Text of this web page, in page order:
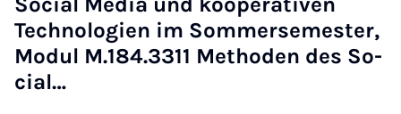
Tech­no­lo­gi­en im Som­mersemester,
Modul M.184.3311 Meth­oden des So­
cial…